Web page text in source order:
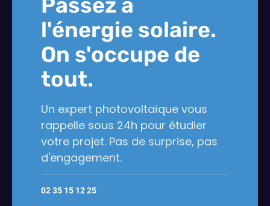
l'énergie solaire.
On s'occupe de
tout.
Un expert photovoltaïque vous
rappelle sous 24h pour étudier
votre projet. Pas de surprise, pas
d'engagement.
02 35 15 12 25